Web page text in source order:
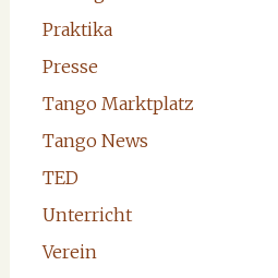
Praktika
Presse
Tango Marktplatz
Tango News
TED
Unterricht
Verein